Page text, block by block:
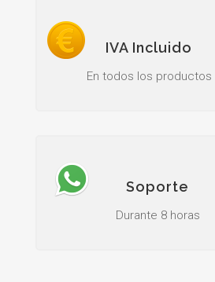
IVA Incluido
En todos los productos
Soporte
Durante 8 horas